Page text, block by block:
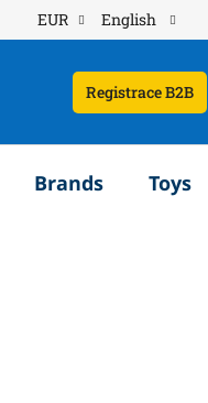
EUR English
Registrace B2B
Brands Toys